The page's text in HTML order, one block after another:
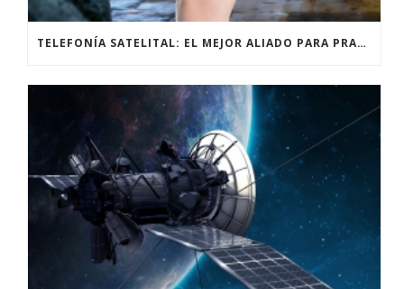
TELEFONÍA SATELITAL: EL MEJOR ALIADO PARA PRACTICANTES DE ALPINISMO